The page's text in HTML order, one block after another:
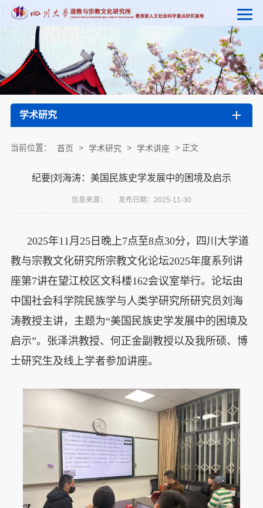
学术研究
当前位置： 首页 > 学术研究 > 学术讲座 > 正文
纪要|刘海涛：美国民族史学发展中的困境及启示
信息来源： 发布日期：2025-11-30
2025年11月25日晚上7点至8点30分，四川大学道
教与宗教文化研究所宗教文化论坛2025年度系列讲
座第7讲在望江校区文科楼162会议室举行。论坛由
中国社会科学院民族学与人类学研究所研究员刘海
涛教授主讲，主题为“美国民族史学发展中的困境及
启示”。张泽洪教授、何正金副教授以及我所硕、博
士研究生及线上学者参加讲座。